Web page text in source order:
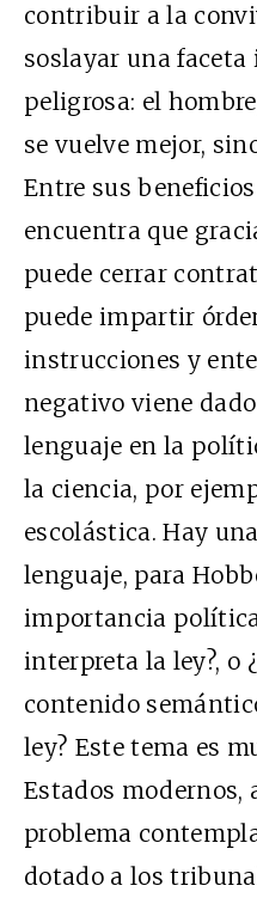
contribuir a la
soslayar una
peligrosa: el
se vuelve mejor,
Entre sus
encuentra que
puede cerrar
puede impartir
instrucciones y
negativo viene
lenguaje en la
la ciencia, por
escolástica. Hay
lenguaje, para
importancia
interpreta la ley?, o
contenido
ley? Este tema es
Estados modernos,
problema
dotado a los